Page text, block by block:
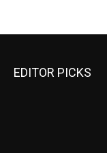
EDITOR PICKS